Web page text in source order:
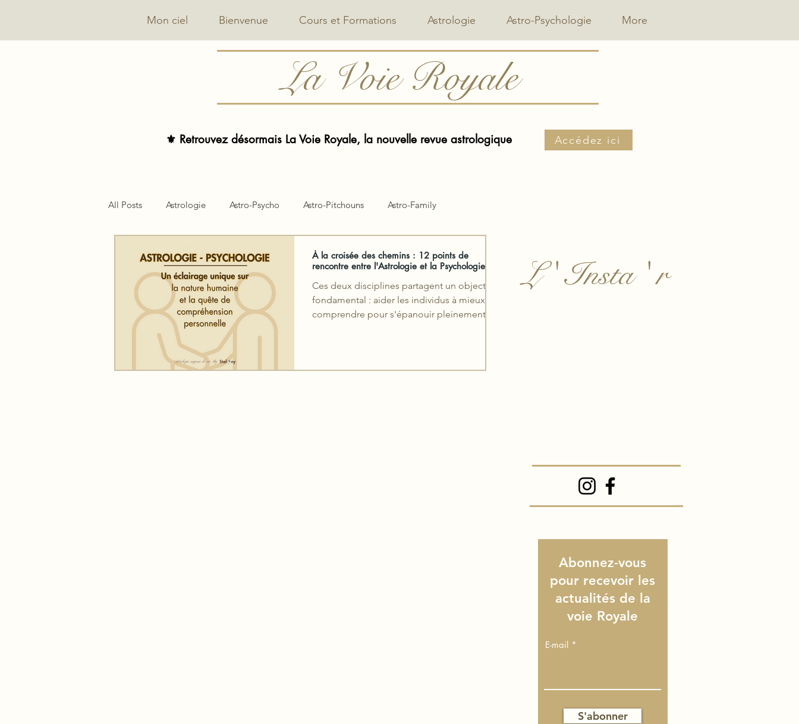
Mon ciel Bienvenue Cours et Formations Astrologie Astro-Psychologie More
La Voie Royale
⚜️ Retrouvez désormais La Voie Royale, la nouvelle revue astrologique Accédez ici
All Posts Astrologie Astro-Psycho Astro-Pitchouns Astro-Family
À la croisée des chemins : 12 points de
rencontre entre l'Astrologie et la Psychologie
Ces deux disciplines partagent un objectif
fondamental : aider les individus à mieux se
comprendre pour s'épanouir pleinement
L ' Insta ' r
Abonnez-vous
pour recevoir les
actualités de la
voie Royale
E-mail
S'abonner